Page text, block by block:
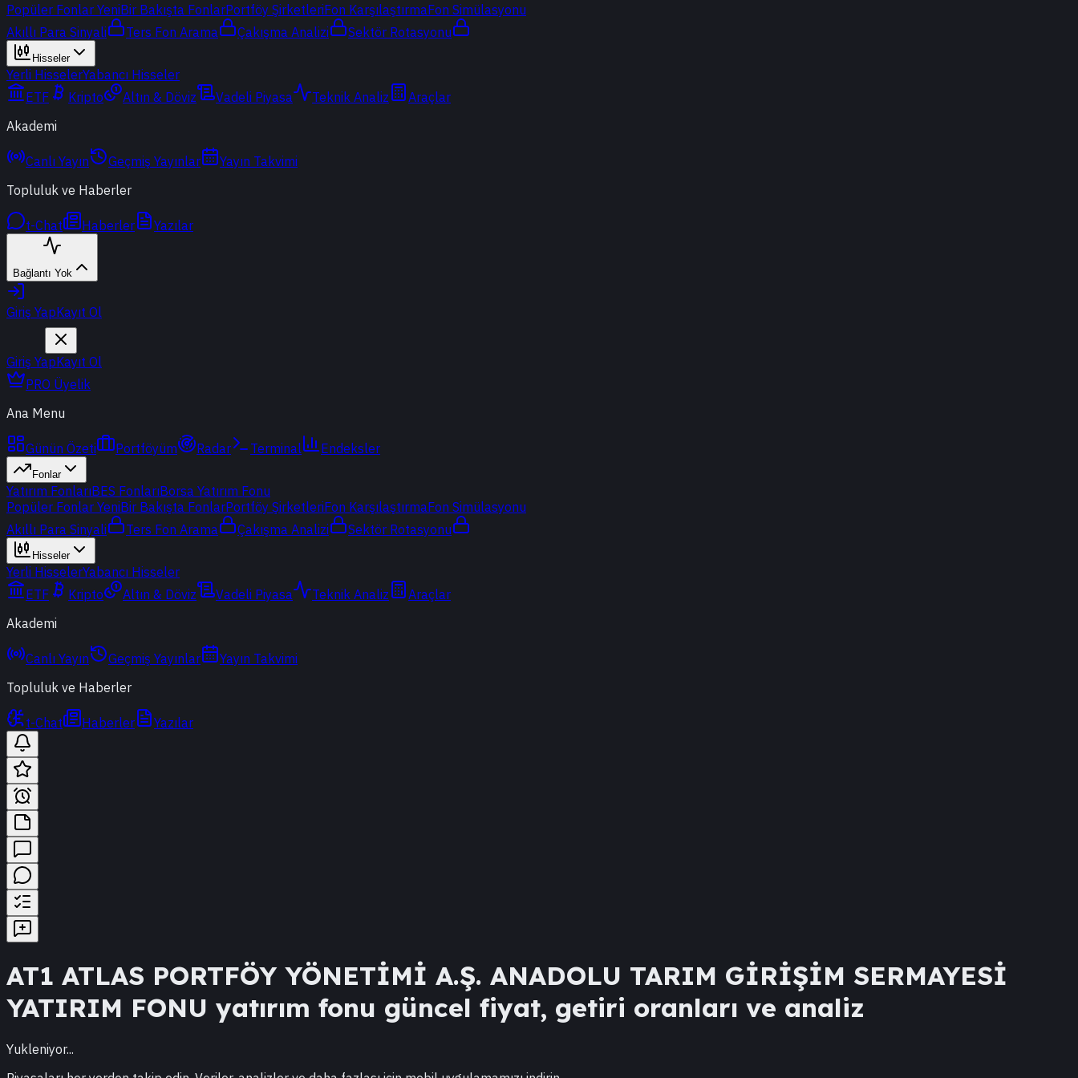
Popüler Fonlar YeniBir Bakışta FonlarPortföy ŞirketleriFon KarşılaştırmaFon Simülasyonu
Akıllı Para Sinyali
Ters Fon Arama Çakışma Analizi Sektör Rotasyonu
Hisseler
Yerli HisselerYabancı Hisseler
ETF
Kripto Altın & Döviz Vadeli Piyasa Teknik Analiz
Araçlar
Akademi
Canlı Yayın Geçmiş Yayınlar
Yayın Takvimi
Topluluk ve Haberler
t-Chat Haberler Yazılar
Bağlantı Yok
Giriş YapKayıt Ol
Giriş YapKayıt Ol
PRO Üyelik
Ana Menu
Günün Özeti Portföyüm Radar Terminal Endeksler
Fonlar
Yatırım FonlarıBES FonlarıBorsa Yatırım Fonu
Popüler Fonlar YeniBir Bakışta FonlarPortföy ŞirketleriFon KarşılaştırmaFon Simülasyonu
Akıllı Para Sinyali
Ters Fon Arama Çakışma Analizi Sektör Rotasyonu
Hisseler
Yerli HisselerYabancı Hisseler
ETF
Kripto Altın & Döviz Vadeli Piyasa Teknik Analiz
Araçlar
Akademi
Canlı Yayın Geçmiş Yayınlar
Yayın Takvimi
Topluluk ve Haberler
t-Chat Haberler Yazılar
AT1 ATLAS PORTFÖY YÖNETİMİ A.Ş. ANADOLU TARIM GİRİŞİM SERMAYESİ
YATIRIM FONU yatırım fonu güncel fiyat, getiri oranları ve analiz
Yukleniyor...